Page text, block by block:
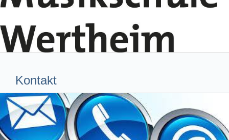
Kontakt